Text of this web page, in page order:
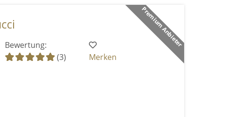
Premium Anbieter
Bewertung:
(3)
Merken